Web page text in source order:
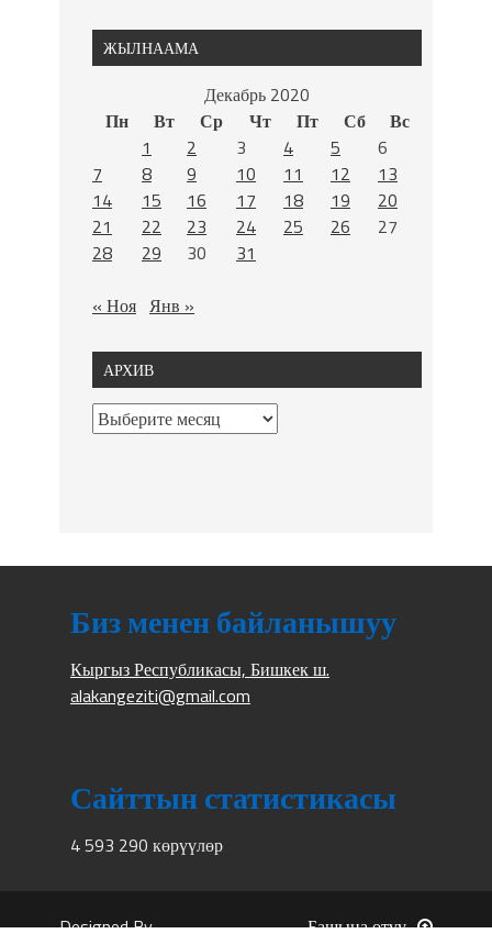
ЖЫЛНААМА
Декабрь 2020
Пн
Вт Ср Чт Пт Сб
Вс
1
2 3 4 5
6
7
8 9 10 11 12
13
14
15 16 17 18 19
20
21
22 23 24 25 26
27
28
29 30
31
« Ноя Янв »
АРХИВ
Биз менен байланышуу
Кыргыз Республикасы, Бишкек ш.
alakangeziti@gmail.com
Сайттын статистикасы
4 593 290 көрүүлөр
Designed By
Башына өтүү